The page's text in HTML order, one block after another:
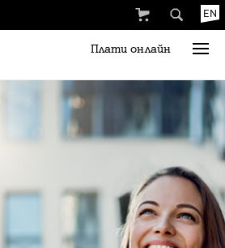
EN
Плати онлайн